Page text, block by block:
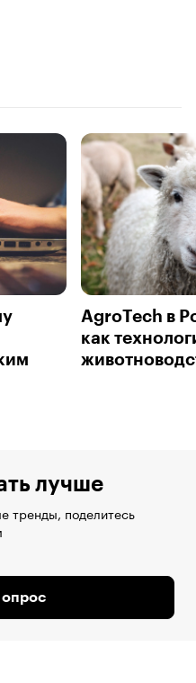
AgroTech в
как
лучше
тренды, поделитесь